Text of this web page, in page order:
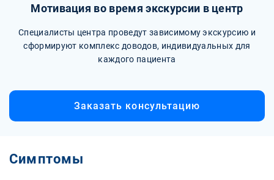
Мотивация во время экскурсии в центр
Специалисты центра проведут зависимому экскурсию и
сформируют комплекс доводов, индивидуальных для
каждого пациента
Заказать консультацию
Симптомы